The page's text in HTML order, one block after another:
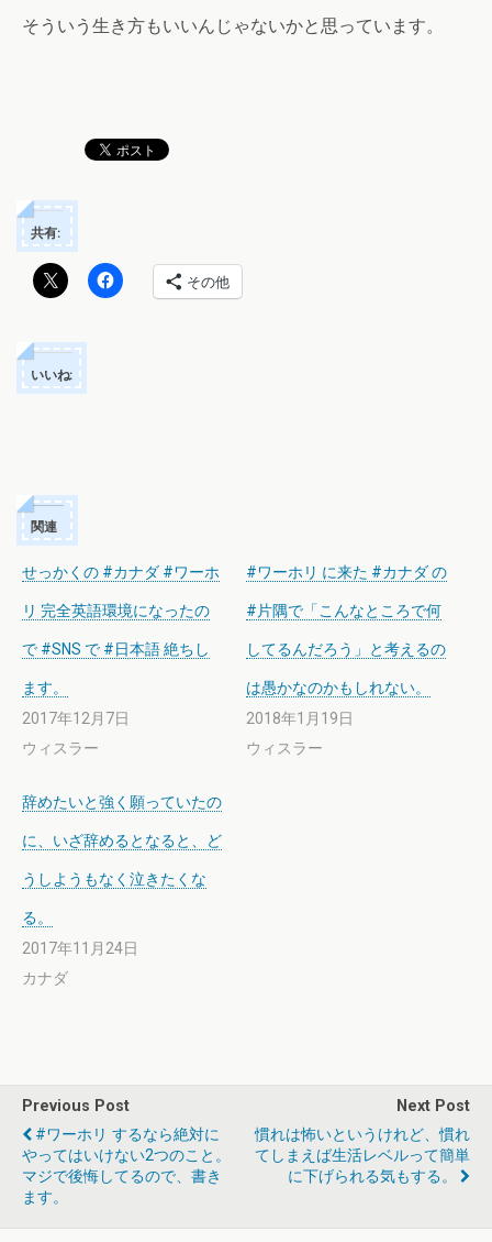
そういう生き方もいいんじゃないかと思っています。
共有:
その他
いいね:
関連
せっかくの #カナダ #ワーホ
リ 完全英語環境になったの
で #SNS で #日本語 絶ちし
ます。
2017年12月7日
ウィスラー
#ワーホリ に来た #カナダ の
#片隅で「こんなところで何
してるんだろう」と考えるの
は愚かなのかもしれない。
2018年1月19日
ウィスラー
辞めたいと強く願っていたの
に、いざ辞めるとなると、ど
うしようもなく泣きたくな
る。
2017年11月24日
カナダ
Previous Post
#ワーホリ するなら絶対に
やってはいけない2つのこと。
マジで後悔してるので、書き
ます。
Next Post
慣れは怖いというけれど、慣れ
てしまえば生活レベルって簡単
に下げられる気もする。